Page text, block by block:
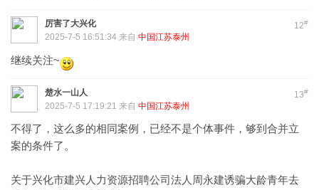
12#
厉害了大兴化
2025-7-5 16:51:34 来自 中国江苏泰州
继续关注~
13#
楚水一山人
2025-7-5 17:19:21 来自 中国江苏泰州
不得了，这么多的相同案例，已经不是个体事件，够到合并立
案的条件了。
关于兴化市建兴人力资源招聘公司法人周永建诱骗大龄青年去